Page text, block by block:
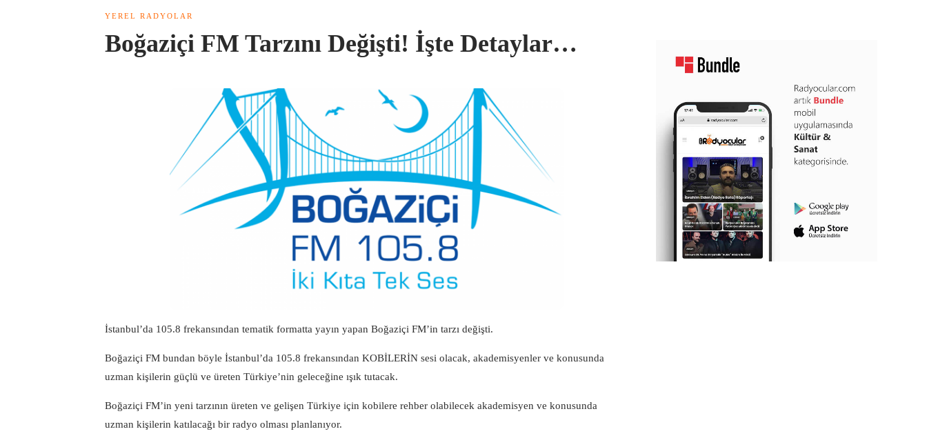
YEREL RADYOLAR
Boğaziçi FM Tarzını Değişti! İşte Detaylar…
İstanbul’da 105.8 frekansından tematik formatta yayın yapan Boğaziçi FM’in tarzı değişti.
Boğaziçi FM bundan böyle İstanbul’da 105.8 frekansından KOBİLERİN sesi olacak, akademisyenler ve konusunda
uzman kişilerin güçlü ve üreten Türkiye’nin geleceğine ışık tutacak.
Boğaziçi FM’in yeni tarzının üreten ve gelişen Türkiye için kobilere rehber olabilecek akademisyen ve konusunda
uzman kişilerin katılacağı bir radyo olması planlanıyor.